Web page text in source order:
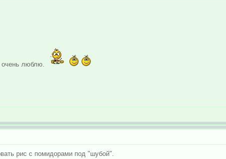
люблю.
рис с помидорами под "шубой".